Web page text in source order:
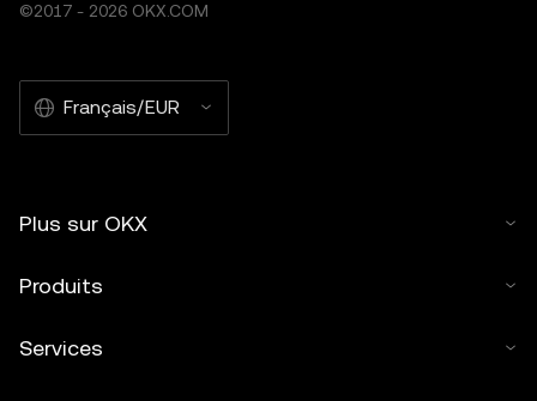
©2017 - 2026 OKX.COM
Français/EUR
Plus sur OKX
Produits
Services